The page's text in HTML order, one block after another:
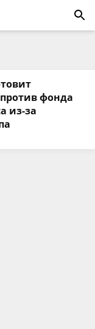
фонда
из-за